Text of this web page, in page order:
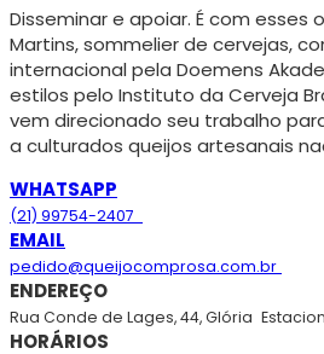
Disseminar e apoiar. É com esses
Martins, sommelier de cervejas,
internacional pela Doemens
estilos pelo Instituto da Cerveja
vem direcionado seu trabalho
a culturados queijos artesanais
WHATSAPP
(21) 99754-2407
EMAIL
pedido@queijocomprosa.com.br
ENDEREÇO
Rua Conde de Lages, 44, Glória
HORÁRIOS